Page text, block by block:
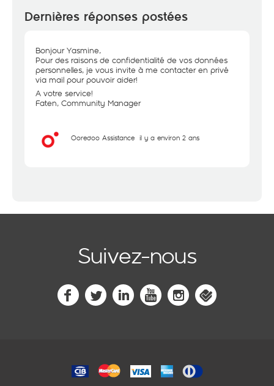
Dernières réponses postées
Bonjour Yasmine,
Pour des raisons de confidentialité de vos données
personnelles, je vous invite à me contacter en privé
via mail pour pouvoir aider!
A votre service!
Faten, Community Manager
Ooredoo Assistance il y a environ 2 ans
Suivez-nous